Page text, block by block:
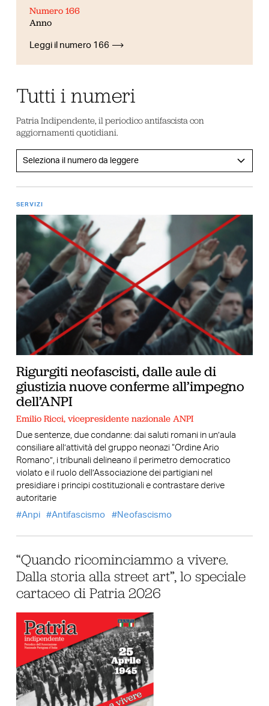
Numero 166
Anno
Leggi il numero 166
Tutti i numeri
Patria Indipendente, il periodico antifascista con
aggiornamenti quotidiani.
SERVIZI
Rigurgiti neofascisti, dalle aule di
giustizia nuove conferme all’impegno
dell’ANPI
Emilio Ricci, vicepresidente nazionale ANPI
Due sentenze, due condanne: dai saluti romani in un’aula
consiliare all’attività del gruppo neonazi “Ordine Ario
Romano”, i tribunali delineano il perimetro democratico
violato e il ruolo dell’Associazione dei partigiani nel
presidiare i principi costituzionali e contrastare derive
autoritarie
Anpi
Antifascismo Neofascismo
“Quando ricominciammo a vivere.
Dalla storia alla street art”, lo speciale
cartaceo di Patria 2026